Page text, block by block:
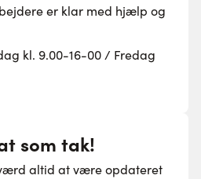
er klar med hjælp og
kl. 9.00-16-00 / Fredag
som tak!
altid at være opdateret